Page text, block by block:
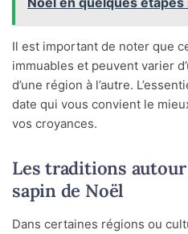
Il est important de noter que
immuables et peuvent varier
d’une région à l’autre.
date qui vous convient le
vos croyances.
Les traditions autour
sapin de Noël
Dans certaines régions ou